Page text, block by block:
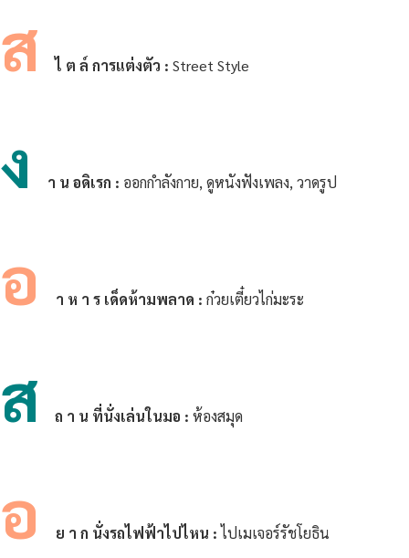
สไ ต ล์ การแต่งตัว : Street Style
ง า น อดิเรก : ออกกำลังกาย, ดูหนังฟังเพลง, วาดรูป
อ า ห า ร เด็ดห้ามพลาด : ก๋วยเตี๋ยวไก่มะระ
ส ถ า น ที่นั่งเล่นในมอ : ห้องสมุด
อ ย า ก นั่งรถไฟฟ้าไปไหน :ไปเมเจอร์รัชโยธิน